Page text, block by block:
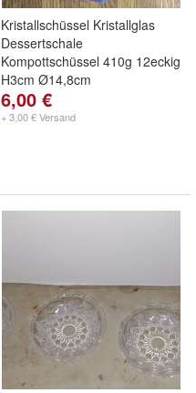
Kristallschüssel Kristallglas
Dessertschale
Kompottschüssel 410g 12eckig
H3cm Ø14,8cm
6,00 €
+ 3,00 € Versand